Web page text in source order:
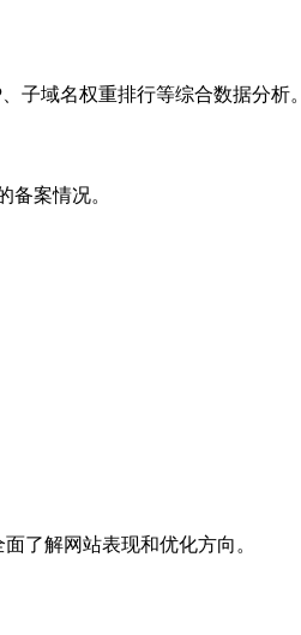
子域名权重排行等综合数据分析。
备案情况。
了解网站表现和优化方向。